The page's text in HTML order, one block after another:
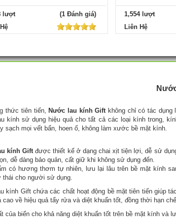
lượt
(1 Đánh giá)
1,554 lượt
Liên Hệ
thức tiên tiến, Nước lau kính Gift không chỉ có tác dụng
kính sử dụng hiệu quả cho tất cả các loại kính trong,
sạch mọi vết bẩn, hoen ố, không làm xước bề mặt kính.
kính Gift được thiết kế ở dạng chai xịt tiện lợi, dễ sử
dễ dàng bảo quản, cất giữ khi không sử dụng đến.
có hương thơm tự nhiên, lưu lại lâu trên bề mặt kính
thái cho người sử dụng.
kính Gift chứa các chất hoạt động bề mặt tiên tiến giúp
cao về hiệu quả tẩy rửa và diệt khuẩn tốt, đồng thời hạn
của biển cho khả năng diệt khuẩn tốt trên bề mặt kính và